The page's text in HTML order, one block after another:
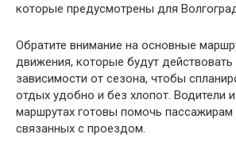
которые предусмотрены для
Обратите внимание на основные
движения, которые будут
зависимости от сезона, чтобы
отдых удобно и без хлопот. Водители
маршрутах готовы помочь пассажирам
связанных с проездом.